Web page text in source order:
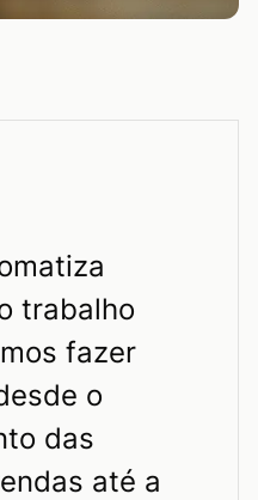
trabalho
fazer
o
das
até a